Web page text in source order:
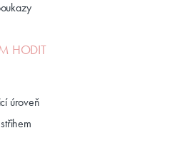
HODIT
úroveň